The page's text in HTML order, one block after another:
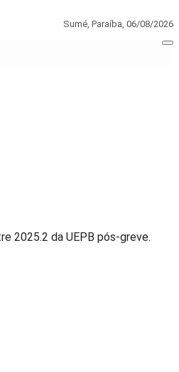
Sumé, Paraíba, 06/08/2026
2025.2 da UEPB pós-greve.